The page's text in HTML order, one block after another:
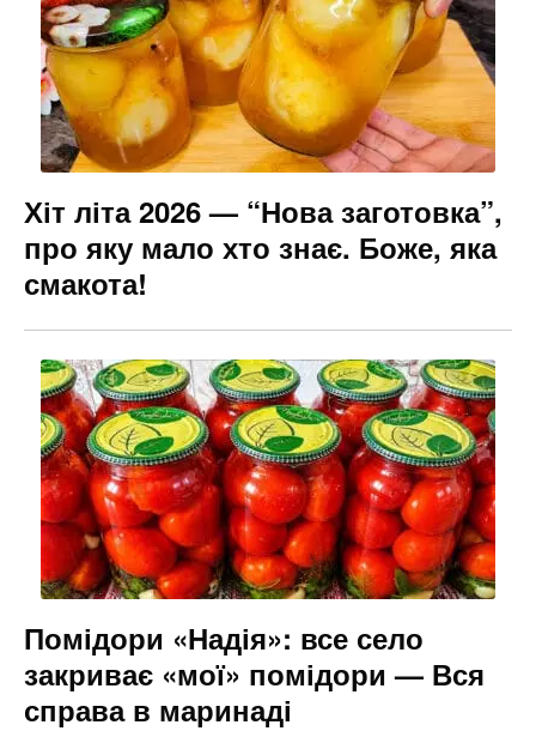
Хіт літа 2026 — “Нова заготовка”,
про яку мало хто знає. Боже, яка
смакота!
Помідори «Надія»: все село
закриває «мої» помідори — Вся
справа в маринаді